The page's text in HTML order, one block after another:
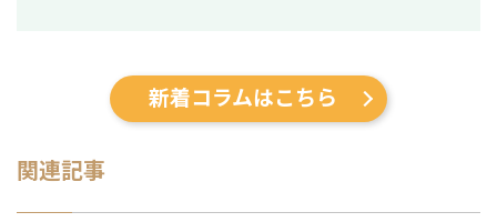
データベース型のサイトの構築も得意
です。 競合が対応しきれないような細
かいキーワードまで対策して、お問合
プリーグ）のエスポラーダ北海道、バ
新着コラムはこちら
関連記事